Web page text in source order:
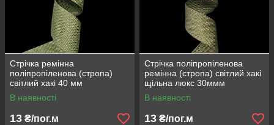
Стрічка ремінна
поліпропіленова (стропа)
світлий хакі 40 мм
В наявності
13 ₴/пог.м
Стрічка поліпропіленова
ремінна (стропа) світлий хакі
щільна люкс 30ммм
В наявності
13 ₴/пог.м